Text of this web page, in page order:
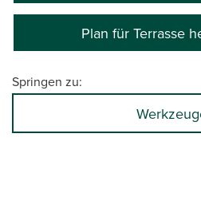
Plan für Terrasse
Springen zu: